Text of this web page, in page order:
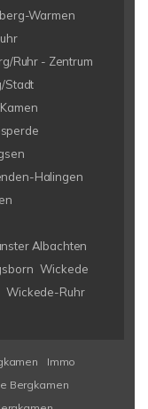
Warmen
Ruhr - Zentrum
Stadt
Kamen
Halingen
Albachten
Wickede
Wickede-Ruhr
Immo
Bergkamen